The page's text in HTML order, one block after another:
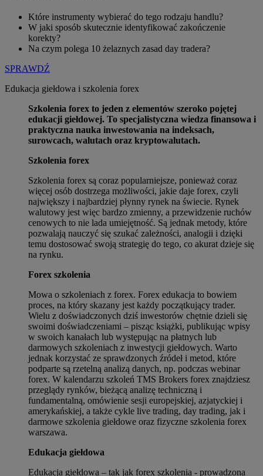
Które instrumenty wybierać do tego rodzaju handlu?
W jaki sposób skutecznie identyfikować zakończenie
korekty?
Na czym polega 10 żelaznych zasad day tradera?
SPRAWDŹ
Edukacja giełdowa i szkolenia forex
Szkolenia forex to jeden z elementów szeroko pojętej
edukacji giełdowej. To specjalistyczna wiedza finansowa i
praktyczna nauka inwestowania na indeksach,
surowcach, walutach oraz kryptowalutach.
Szkolenia forex
Szkolenia forex są coraz popularniejsze, ponieważ coraz
więcej osób dostrzega możliwości, jakie daje forex, czyli
największy i najbardziej płynny rynek na świecie. Rynek
walutowy jest więc bardzo zmienny, a przewidzenie ruchów
cenowych to nie lada umiejętność. Są jednak metody, które
pozwalają nauczyć się szukać zależności, analogii i dzięki
temu dostosować swoją strategię do tego, co akurat dzieje się
na rynku.
Forex szkolenia
Mowa o szkoleniach z forex. Forex edukacja to bowiem
proces, na który skazany jest każdy początkujący trader.
Wielu z doświadczonych dziś inwestorów chętnie dzieli się
swoimi doświadczeniami – pisząc książki, publikując wpisy
w swoich kanałach lub występując na płatnych lub
darmowych szkoleniach z inwestycji giełdowych. Warto
jednak korzystać ze sprawdzonych źródeł i metod, które
podparte są rzetelną analizą danych, np. podczas webinar
forex. W kalendarzu szkoleń TMS Brokers forex znajdziesz
przeglądy rynków, bieżącą analizę techniczną i
fundamentalną, omówienie sesji europejskiej, azjatyckiej i
amerykańskiej, a także cykle live trading, day trading, jak i
darmowe szkolenia giełdowe oraz fizyczne szkolenia forex
warszawa.
Edukacja giełdowa
Edukacja giełdowa – tak jak forex szkolenia - prowadzona